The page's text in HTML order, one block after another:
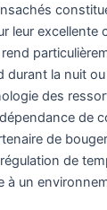
leur excellente
durant la nuit
des
de
de
de
à un